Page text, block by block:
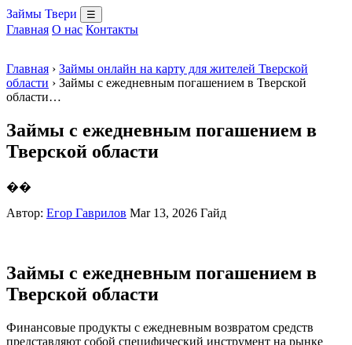
Займы Твери ☰
Главная О нас Контакты
Главная › Займы онлайн на карту для жителей Тверской
области › Займы с ежедневным погашением в Тверской
области…
Займы с ежедневным погашением в
Тверской области
��
Автор: Егор Гаврилов Mar 13, 2026 Гайд
Займы с ежедневным погашением в
Тверской области
Финансовые продукты с ежедневным возвратом средств
представляют собой специфический инструмент на рынке